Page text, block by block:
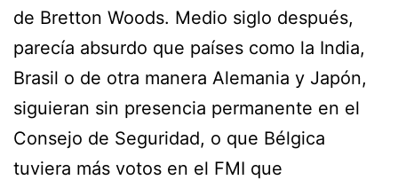
de Bretton Woods. Medio siglo después,
parecía absurdo que países como la India,
Brasil o de otra manera Alemania y Japón,
siguieran sin presencia permanente en el
Consejo de Seguridad, o que Bélgica
tuviera más votos en el FMI que